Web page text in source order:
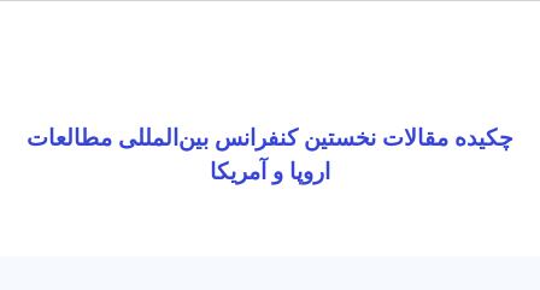
چکیده مقالات نخستین کنفرانس بین‌المللی مطالعات
اروپا و آمریکا